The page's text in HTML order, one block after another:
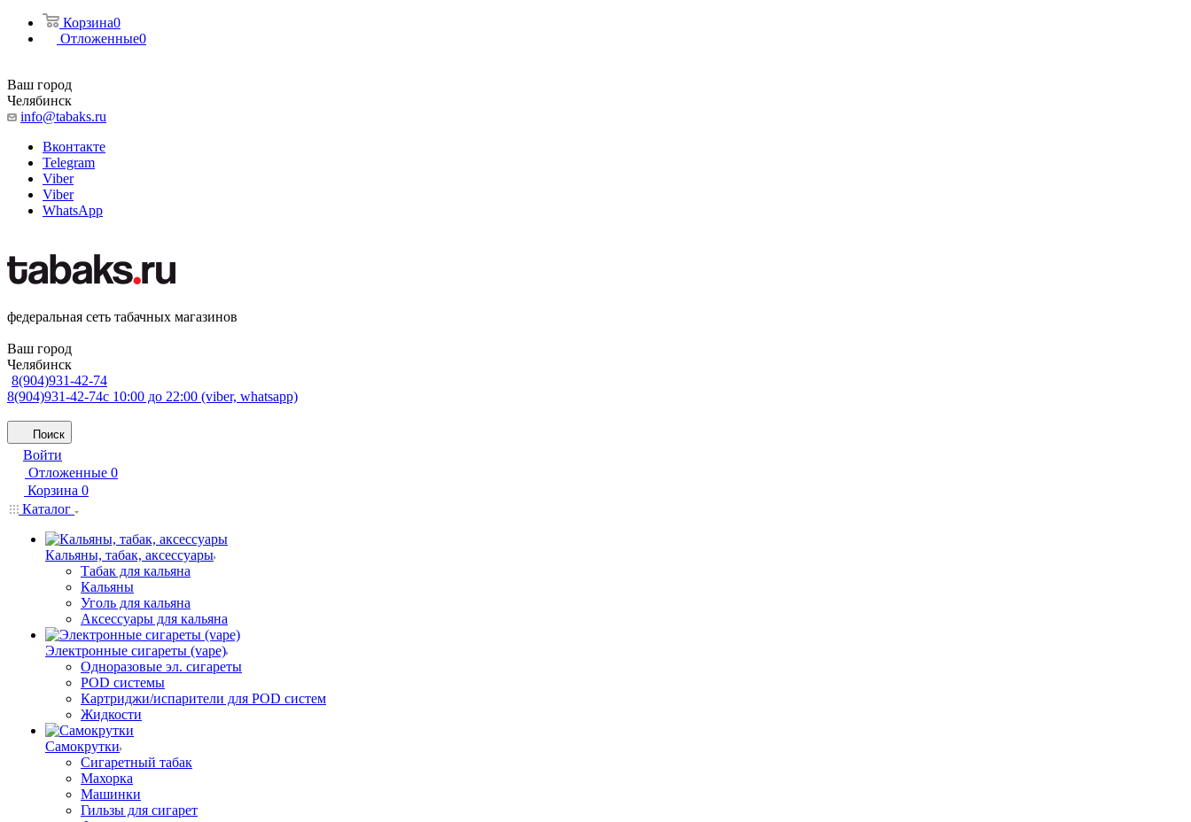
Корзина0
Отложенные0
Ваш город
Челябинск
info@tabaks.ru
Вконтакте
Telegram
Viber
Viber
WhatsApp
федеральная сеть табачных магазинов
Ваш город
Челябинск
8(904)931-42-74
8(904)931-42-74с 10:00 до 22:00 (viber, whatsapp)
Поиск
Войти
Отложенные 0
Корзина 0
Каталог
Кальяны, табак, аксессуары
Табак для кальяна
Кальяны
Уголь для кальяна
Аксессуары для кальяна
Электронные сигареты (vape)
Одноразовые эл. сигареты
POD системы
Картриджи/испарители для POD систем
Жидкости
Самокрутки
Сигаретный табак
Махорка
Машинки
Гильзы для сигарет